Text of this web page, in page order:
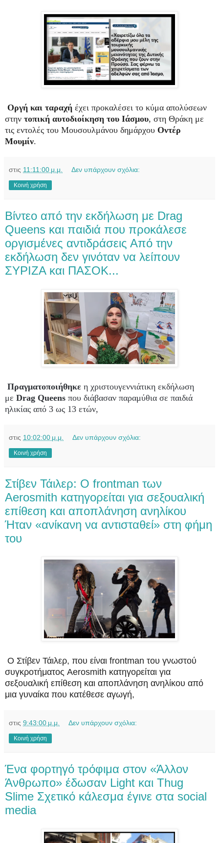
Οργή και ταραχή έχει προκαλέσει το κύμα απολύσεων
στην τοπική αυτοδιοίκηση του Ιάσμου, στη Θράκη με
τις εντολές του Μουσουλμάνου δημάρχου Οντέρ
Μουμίν.
στις 11:11:00 μ.μ. Δεν υπάρχουν σχόλια:
Κοινή χρήση
Βίντεο από την εκδήλωση με Drag
Queens και παιδιά που προκάλεσε
οργισμένες αντιδράσεις Από την
εκδήλωση δεν γινόταν να λείπουν
ΣΥΡΙΖΑ και ΠΑΣΟΚ...
Πραγματοποιήθηκε η χριστουγεννιάτικη εκδήλωση
με Drag Queens που διάβασαν παραμύθια σε παιδιά
ηλικίας από 3 ως 13 ετών,
στις 10:02:00 μ.μ. Δεν υπάρχουν σχόλια:
Κοινή χρήση
Στίβεν Τάιλερ: Ο frontman των
Aerosmith κατηγορείται για σεξουαλική
επίθεση και αποπλάνηση ανηλίκου
Ήταν «ανίκανη να αντισταθεί» στη φήμη
του
Ο Στίβεν Τάιλερ, που είναι frontman του γνωστού
συγκροτήματος Aerosmith κατηγορείται για
σεξουαλική επίθεση και αποπλάνηση ανηλίκου από
μια γυναίκα που κατέθεσε αγωγή,
στις 9:43:00 μ.μ. Δεν υπάρχουν σχόλια:
Κοινή χρήση
Ένα φορτηγό τρόφιμα στον «Άλλον
Άνθρωπο» έδωσαν Light και Thug
Slime Σχετικό κάλεσμα έγινε στα social
media